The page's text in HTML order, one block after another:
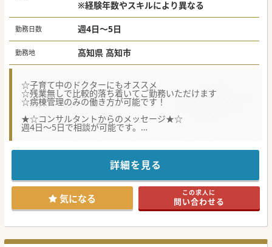
※経験年数やスキルにより異なる
勤務日数 週4日～5日
勤務地 高知県 高知市
☆子育て中のドクターにもオススメ
☆残業無しで比較的落ち着いてご勤務いただけます
☆病棟管理のみの働き方が可能です！
★☆コンサルタントからのメッセージ★☆
週4日～5日で相談が可能です。
常勤ドクターも複数名いらっしゃり、わからないことがあれ
療養型の病院ですので、急変も少なく、落ち着いてご勤務さ
れたいドクターにオススメです♪
#秋入職可
詳細を見る
気になる この求人に
問い合わせる